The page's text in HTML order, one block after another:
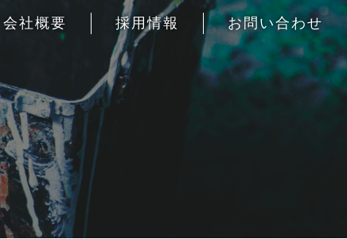
会社概要 採用情報 お問い合わせ